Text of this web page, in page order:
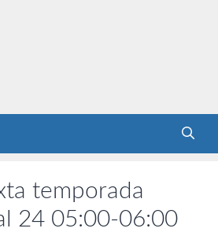
temporada
24 05:00-06:00